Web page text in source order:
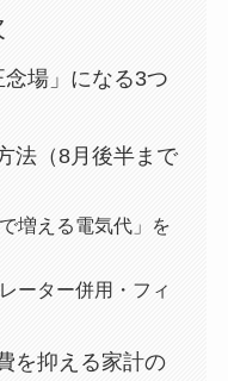
場」になる3つ
法（8月後半まで
増える電気代」を
ーター併用・フィ
を抑える家計の